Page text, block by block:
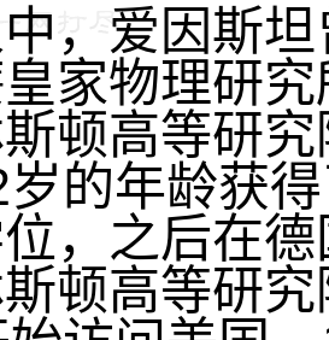
，爱因斯
家物理研
顿高等研
的年龄获
，之后在
顿高等研